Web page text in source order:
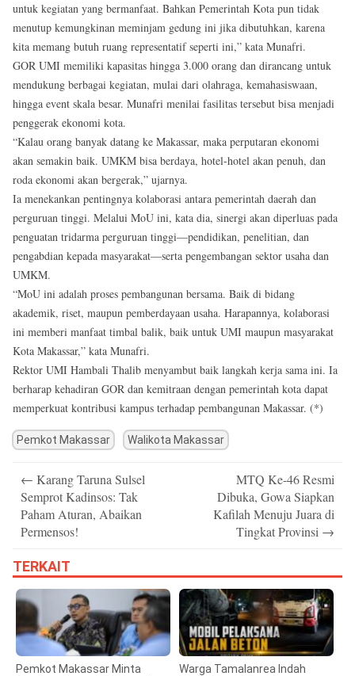
untuk kegiatan yang bermanfaat. Bahkan Pemerintah Kota pun tidak
menutup kemungkinan meminjam gedung ini jika dibutuhkan, karena
kita memang butuh ruang representatif seperti ini,” kata Munafri.
GOR UMI memiliki kapasitas hingga 3.000 orang dan dirancang untuk
mendukung berbagai kegiatan, mulai dari olahraga, kemahasiswaan,
hingga event skala besar. Munafri menilai fasilitas tersebut bisa menjadi
penggerak ekonomi kota.
“Kalau orang banyak datang ke Makassar, maka perputaran ekonomi
akan semakin baik. UMKM bisa berdaya, hotel-hotel akan penuh, dan
roda ekonomi akan bergerak,” ujarnya.
Ia menekankan pentingnya kolaborasi antara pemerintah daerah dan
perguruan tinggi. Melalui MoU ini, kata dia, sinergi akan diperluas pada
penguatan tridarma perguruan tinggi—pendidikan, penelitian, dan
pengabdian kepada masyarakat—serta pengembangan sektor usaha dan
UMKM.
“MoU ini adalah proses pembangunan bersama. Baik di bidang
akademik, riset, maupun pemberdayaan usaha. Harapannya, kolaborasi
ini memberi manfaat timbal balik, baik untuk UMI maupun masyarakat
Kota Makassar,” kata Munafri.
Rektor UMI Hambali Thalib menyambut baik langkah kerja sama ini. Ia
berharap kehadiran GOR dan kemitraan dengan pemerintah kota dapat
memperkuat kontribusi kampus terhadap pembangunan Makassar. (*)
Pemkot Makassar Walikota Makassar
navigation
← Karang Taruna Sulsel
Semprot Kadinsos: Tak
Paham Aturan, Abaikan
Permensos!
MTQ Ke-46 Resmi
Dibuka, Gowa Siapkan
Kafilah Menuju Juara di
Tingkat Provinsi →
TERKAIT
Pemkot Makassar Minta
Warga Tamalanrea Indah